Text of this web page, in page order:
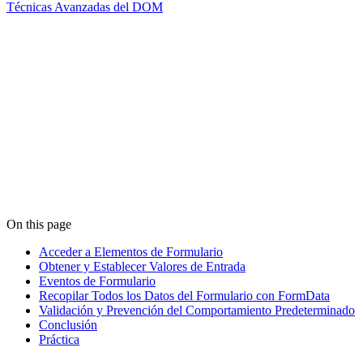
Técnicas Avanzadas del DOM
On this page
Acceder a Elementos de Formulario
Obtener y Establecer Valores de Entrada
Eventos de Formulario
Recopilar Todos los Datos del Formulario con FormData
Validación y Prevención del Comportamiento Predeterminado
Conclusión
Práctica